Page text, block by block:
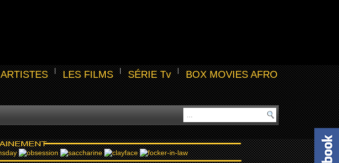
ARTISTES LES FILMS SÉRIE Tv BOX MOVIES AFRO